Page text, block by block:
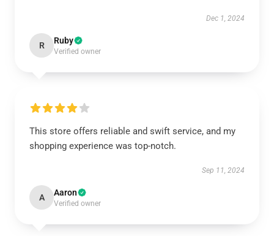
Dec 1, 2024
R Ruby
Verified owner
This store offers reliable and swift service, and my
shopping experience was top-notch.
Sep 11, 2024
A Aaron
Verified owner